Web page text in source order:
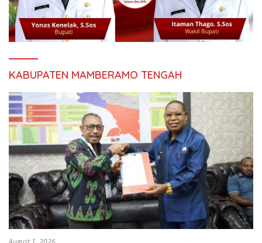
KABUPATEN MAMBERAMO TENGAH